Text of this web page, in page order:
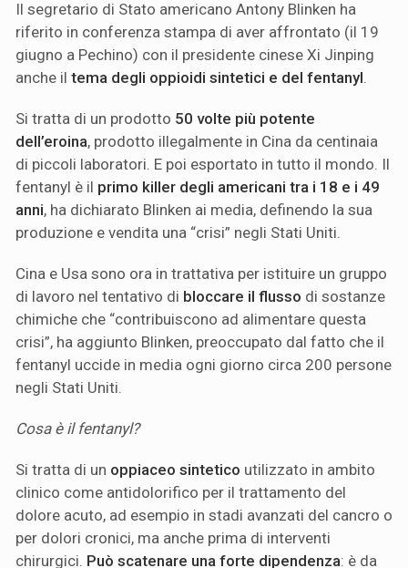
Il segretario di Stato americano Antony Blinken ha
riferito in conferenza stampa di aver affrontato (il 19
giugno a Pechino) con il presidente cinese Xi Jinping
anche il tema degli oppioidi sintetici e del fentanyl
Si tratta di un prodotto 50 volte più potente
dell’eroina, prodotto illegalmente in Cina da centinaia
di piccoli laboratori. E poi esportato in tutto il mondo. Il
fentanyl è il primo killer degli americani tra i 18 e i 49
anni, ha dichiarato Blinken ai media, definendo la sua
produzione e vendita una “crisi” negli Stati Uniti.
Cina e Usa sono ora in trattativa per istituire un gruppo
di lavoro nel tentativo di bloccare il flusso di sostanze
chimiche che “contribuiscono ad alimentare questa
crisi”, ha aggiunto Blinken, preoccupato dal fatto che il
fentanyl uccide in media ogni giorno circa 200 persone
negli Stati Uniti.
Cosa è ilfentanyl?
Si tratta di un oppiaceo sintetico utilizzato in ambito
clinico come antidolorifico per il trattamento del
dolore acuto, ad esempio in stadi avanzati del cancro o
per dolori cronici, ma anche prima di interventi
chirurgici. Può scatenare una forte dipendenza: è da